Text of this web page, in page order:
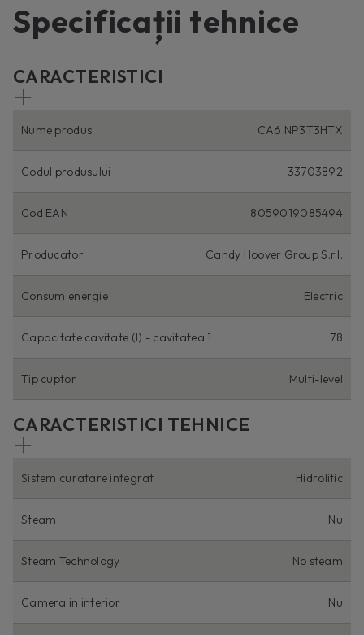
Specificații tehnice
CARACTERISTICI
Nume produs CA6 NP3T3HTX
Codul produsului 33703892
Cod EAN 8059019085494
Producator Candy Hoover Group S.r.l.
Consum energie Electric
Capacitate cavitate (I) - cavitatea 1 78
Tip cuptor Multi-level
CARACTERISTICI TEHNICE
Sistem curatare integrat Hidrolitic
Steam Nu
Steam Technology No steam
Camera in interior Nu